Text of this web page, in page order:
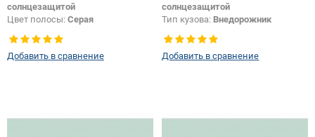
солнцезащитой
Цвет полосы: Серая
Добавить в сравнение
солнцезащитой
Тип кузова: Внедорожник
Добавить в сравнение